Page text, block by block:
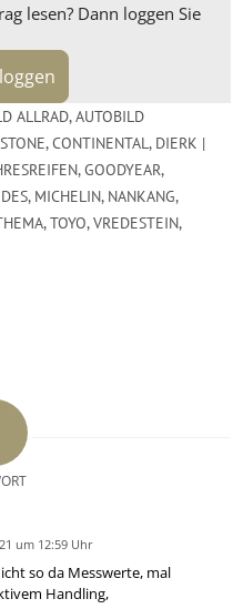
lesen? Dann loggen Sie
ALLRAD,AUTOBILD
,CONTINENTAL, DIERK |
,GOODYEAR,
, MICHELIN, NANKANG,
,TOYO,VREDESTEIN,
um 12:59 Uhr
so da Messwerte, mal
Handling,